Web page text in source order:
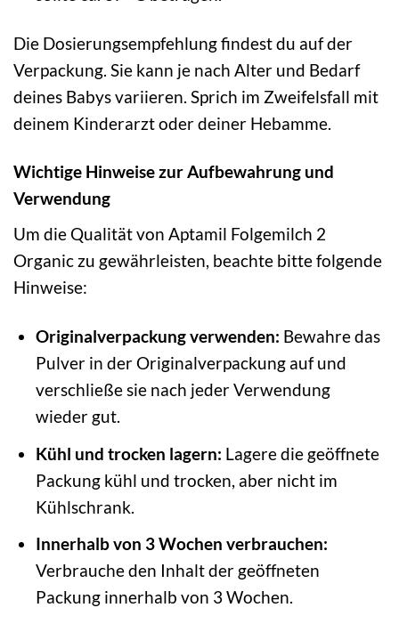
Die Dosierungsempfehlung findest du auf der
Verpackung. Sie kann je nach Alter und Bedarf
deines Babys variieren. Sprich im Zweifelsfall mit
deinem Kinderarzt oder deiner Hebamme.
Wichtige Hinweise zur Aufbewahrung und
Verwendung
Um die Qualität von Aptamil Folgemilch 2
Organic zu gewährleisten, beachte bitte folgende
Hinweise:
Originalverpackung verwenden: Bewahre das
Pulver in der Originalverpackung auf und
verschließe sie nach jeder Verwendung
wieder gut.
Kühl und trocken lagern: Lagere die geöffnete
Packung kühl und trocken, aber nicht im
Kühlschrank.
Innerhalb von 3 Wochen verbrauchen:
Verbrauche den Inhalt der geöffneten
Packung innerhalb von 3 Wochen.